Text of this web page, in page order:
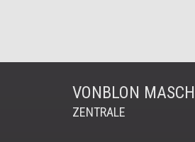
VONBLON
ZENTRALE